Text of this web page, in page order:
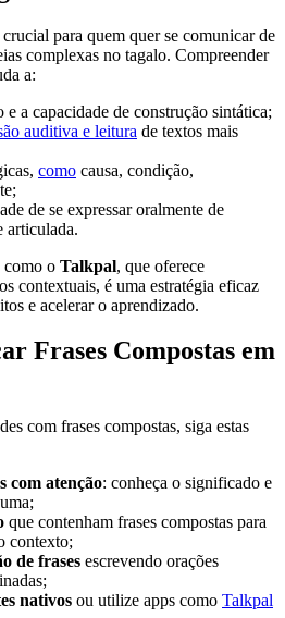
para quem quer se comunicar de
complexas no tagalo. Compreender
a:
a capacidade de construção sintática;
auditiva e leitura de textos mais
como causa, condição,
de se expressar oralmente de
articulada.
como o Talkpal, que oferece
contextuais, é uma estratégia eficaz
e acelerar o aprendizado.
Frases Compostas em
com frases compostas, siga estas
com atenção: conheça o significado e
que contenham frases compostas para
contexto;
de frases escrevendo orações
nativos ou utilize apps como Talkpal